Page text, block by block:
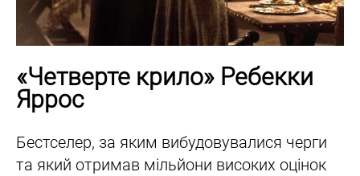
«Четверте крило» Ребекки
Яррос
Бестселер, за яким вибудовувалися черги
та який отримав мільйони високих оцінок